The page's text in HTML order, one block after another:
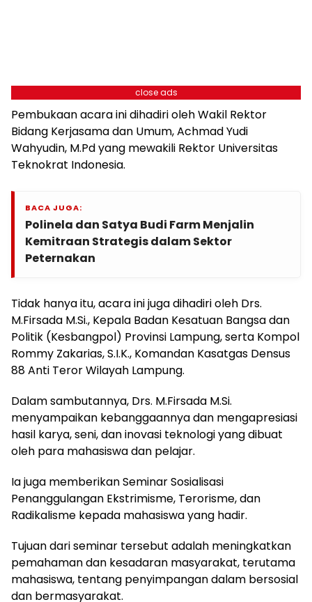
close ads
Pembukaan acara ini dihadiri oleh Wakil Rektor
Bidang Kerjasama dan Umum, Achmad Yudi
Wahyudin, M.Pd yang mewakili Rektor Universitas
Teknokrat Indonesia.
BACA JUGA:
Polinela dan Satya Budi Farm Menjalin
Kemitraan Strategis dalam Sektor
Peternakan
Tidak hanya itu, acara ini juga dihadiri oleh Drs.
M.Firsada M.Si., Kepala Badan Kesatuan Bangsa dan
Politik (Kesbangpol) Provinsi Lampung, serta Kompol
Rommy Zakarias, S.I.K., Komandan Kasatgas Densus
88 Anti Teror Wilayah Lampung.
Dalam sambutannya, Drs. M.Firsada M.Si.
menyampaikan kebanggaannya dan mengapresiasi
hasil karya, seni, dan inovasi teknologi yang dibuat
oleh para mahasiswa dan pelajar.
Ia juga memberikan Seminar Sosialisasi
Penanggulangan Ekstrimisme, Terorisme, dan
Radikalisme kepada mahasiswa yang hadir.
Tujuan dari seminar tersebut adalah meningkatkan
pemahaman dan kesadaran masyarakat, terutama
mahasiswa, tentang penyimpangan dalam bersosial
dan bermasyarakat.